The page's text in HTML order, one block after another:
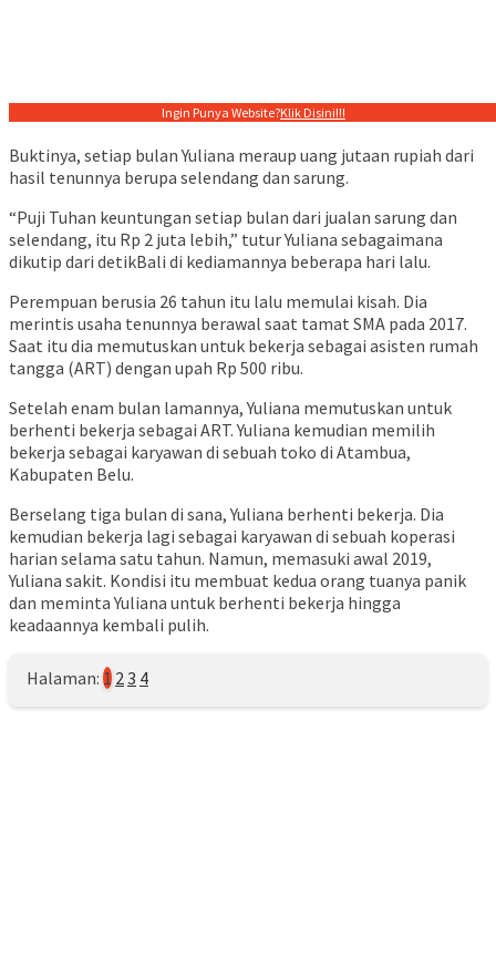
Ingin Punya Website?Klik Disini!!!
Buktinya, setiap bulan Yuliana meraup uang jutaan rupiah dari
hasil tenunnya berupa selendang dan sarung.
“Puji Tuhan keuntungan setiap bulan dari jualan sarung dan
selendang, itu Rp 2 juta lebih,” tutur Yuliana sebagaimana
dikutip dari detikBali di kediamannya beberapa hari lalu.
Perempuan berusia 26 tahun itu lalu memulai kisah. Dia
merintis usaha tenunnya berawal saat tamat SMA pada 2017.
Saat itu dia memutuskan untuk bekerja sebagai asisten rumah
tangga (ART) dengan upah Rp 500 ribu.
Setelah enam bulan lamannya, Yuliana memutuskan untuk
berhenti bekerja sebagai ART. Yuliana kemudian memilih
bekerja sebagai karyawan di sebuah toko di Atambua,
Kabupaten Belu.
Berselang tiga bulan di sana, Yuliana berhenti bekerja. Dia
kemudian bekerja lagi sebagai karyawan di sebuah koperasi
harian selama satu tahun. Namun, memasuki awal 2019,
Yuliana sakit. Kondisi itu membuat kedua orang tuanya panik
dan meminta Yuliana untuk berhenti bekerja hingga
keadaannya kembali pulih.
Halaman: 1 23 4